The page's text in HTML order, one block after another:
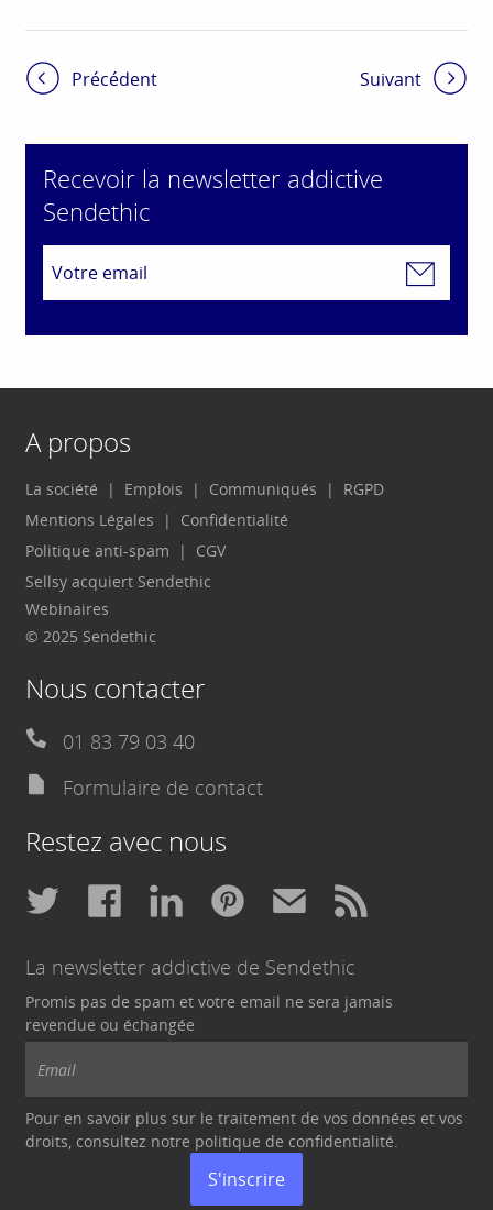
Précédent Suivant
Recevoir la newsletter addictive
Sendethic
A propos
La société Emplois Communiqués
RGPD
Mentions Légales
Confidentialité
Politique anti-spam
CGV
Sellsy acquiert Sendethic
Webinaires
© 2025 Sendethic
Nous contacter
01 83 79 03 40
Formulaire de contact
Restez avec nous
La newsletter addictive de Sendethic
Promis pas de spam et votre email ne sera jamais
revendue ou échangée
Pour en savoir plus sur le traitement de vos données et vos
droits, consultez notre politique de confidentialité
S'inscrire